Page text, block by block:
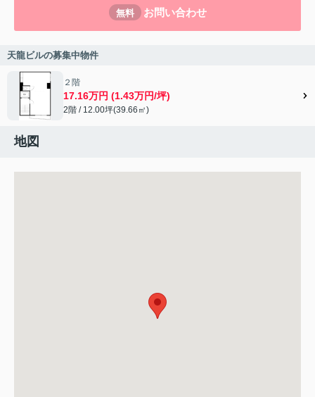
無料 お問い合わせ
天龍ビルの募集中物件
２階
17.16万円 (1.43万円/坪)
2階 / 12.00坪(39.66㎡)
地図